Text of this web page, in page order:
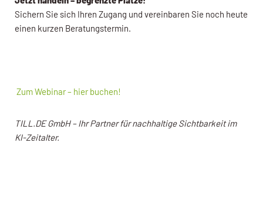
Sichern Sie sich Ihren Zugang und vereinbaren Sie noch heute
einen kurzen Beratungstermin.
Zum Webinar – hier buchen!
TILL.DE GmbH – Ihr Partner für nachhaltige Sichtbarkeit im
KI-Zeitalter.